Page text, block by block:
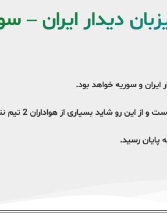
دیدار ایران –
ایران و سوریه خواهد بود.